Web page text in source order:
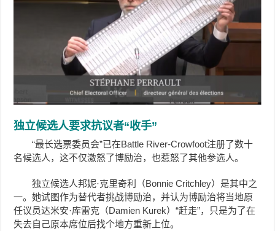
独立候选人要求抗议者“收手”
“最长选票委员会”已在Battle River-Crowfoot注册了数十
名候选人，这不仅激怒了博励治，也惹怒了其他参选人。
独立候选人邦妮·克里奇利（Bonnie Critchley）是其中之
一。她试图作为替代者挑战博励治，并认为博励治将当地原
任议员达米安·库雷克（Damien Kurek）“赶走”，只是为了在
失去自己原本席位后找个地方重新上位。